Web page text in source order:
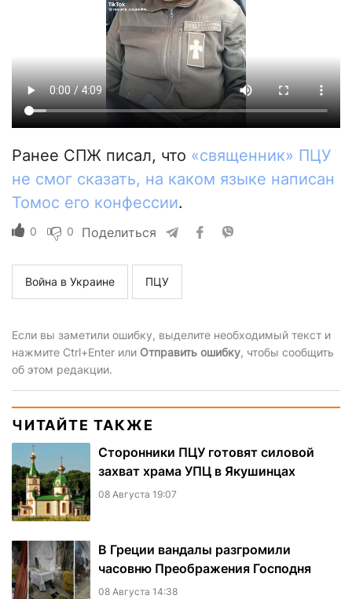
Ранее СПЖ писал, что «священник» ПЦУ
не смог сказать, на каком языке написан
Томос его конфессии.
0 0 Поделиться
Война в Украине ПЦУ
Если вы заметили ошибку, выделите необходимый текст и
нажмите Ctrl+Enter или Отправить ошибку, чтобы сообщить
об этом редакции.
ЧИТАЙТЕ ТАКЖЕ
Сторонники ПЦУ готовят силовой
захват храма УПЦ в Якушинцах
08 Августа 19:07
В Греции вандалы разгромили
часовню Преображения Господня
08 Августа 14:38